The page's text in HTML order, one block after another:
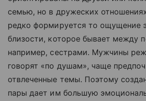
семью, но в дружеских
редко формируется то ощущение
близости, которое бывает между
например, сестрами. Мужчины
говорят «по душам», чаще
отвлеченные темы. Поэтому
пары дает им большую